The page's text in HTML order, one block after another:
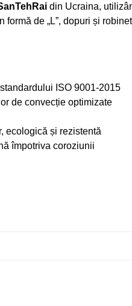
din Ucraina,
formă de „L”, dopuri și
ISO 9001-2015
de convecție optimizate
ecologică și rezistentă
împotriva coroziunii